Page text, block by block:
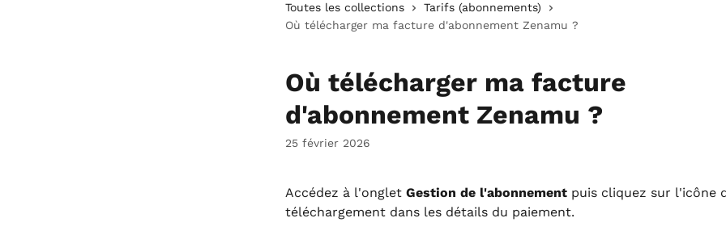
Toutes les collections
Tarifs (abonnements)
Où télécharger ma facture d'abonnement Zenamu ?
Où télécharger ma facture
d'abonnement Zenamu ?
25 février 2026
Accédez à l'onglet Gestion de l'abonnement puis cliquez sur l'icône
téléchargement dans les détails du paiement.